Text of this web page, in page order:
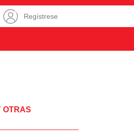
Regístrese
OTRAS